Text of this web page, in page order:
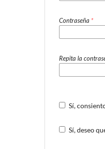
Contraseña *
Repita la
Sí,
Sí, deseo